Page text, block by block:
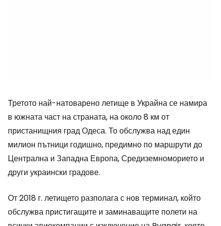
Третото най-натоварено летище в Украйна се намира
в южната част на страната, на около 8 км от
пристанищния град Одеса. То обслужва над един
милион пътници годишно, предимно по маршрути до
Централна и Западна Европа, Средиземноморието и
други украински градове.
От 2018 г. летището разполага с нов терминал, който
обслужва пристигащите и заминаващите полети на